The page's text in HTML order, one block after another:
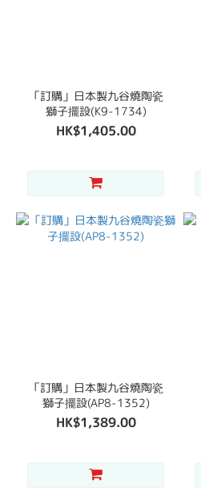
「訂購」日本製九谷燒陶瓷
獅子擺設(K9-1734)
HK$1,405.00
「訂購」日本製九谷燒陶瓷
獅子擺設(AP8-1352)
HK$1,389.00